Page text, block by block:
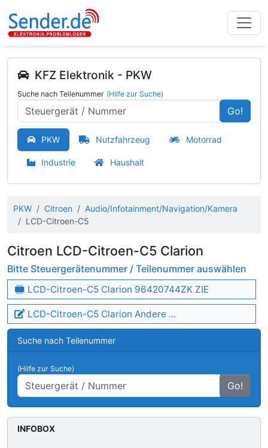
KFZ Elektronik - PKW
Suche nach Teilenummer (Hilfe zur Suche)
Go!
PKW Nutzfahrzeug Motorrad
Industrie Haushalt
PKW Citroen
Audio/Infotainment/Navigation/Kamera
LCD-Citroen-C5
Citroen LCD-Citroen-C5 Clarion
Bitte Steuergerätenummer / Teilenummer auswählen
LCD-Citroen-C5 Clarion 96420744ZK ZIE
LCD-Citroen-C5 Clarion Andere ...
Suche nach Teilenummer
(Hilfe zur Suche)
Go!
INFOBOX